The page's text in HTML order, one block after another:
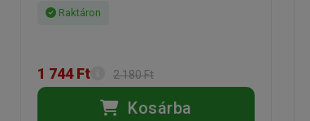
Raktáron
1 744 Ft 2 180 Ft
Kosárba